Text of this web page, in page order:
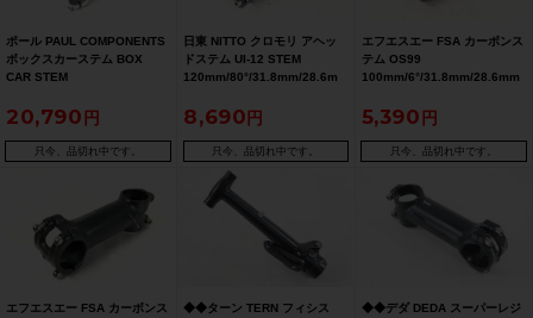
ポール PAUL COMPONENTS
ボックスカーステム BOX
CAR STEM
ステム
20,790
只今、品切れ中です。
日東 NITTO クロモリ アヘッ
ドステム UI-12 STEM
120mm/80°/31.8mm/28.6m
8,690
只今、品切れ中です。
エフエスエー FSA カーボンス
テム OS99
100mm/6°/31.8mm/28.6mm
5,390
只今、品切れ中です。
エフエスエー FSA カーボンス
◆◆ターン TERN フィシス
◆◆デダ DEDA スーパーレジ